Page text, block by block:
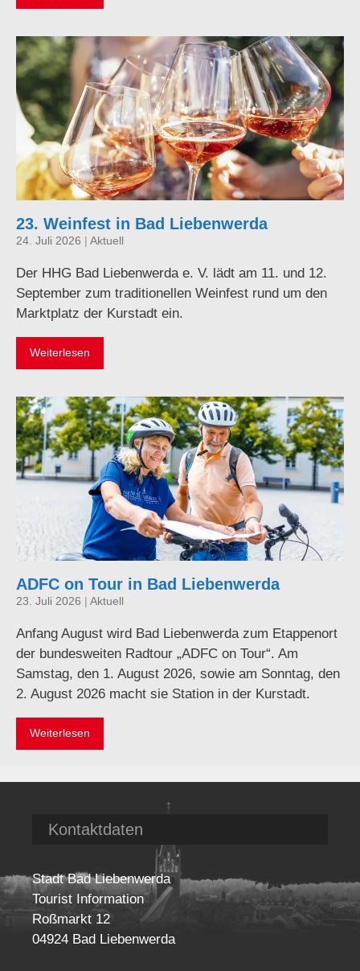
23. Weinfest in Bad Liebenwerda
24. Juli 2026 Aktuell
Der HHG Bad Liebenwerda e. V. lädt am 11. und 12.
September zum traditionellen Weinfest rund um den
Marktplatz der Kurstadt ein.
Weiterlesen
ADFC on Tour in Bad Liebenwerda
23. Juli 2026 Aktuell
Anfang August wird Bad Liebenwerda zum Etappenort
der bundesweiten Radtour „ADFC on Tour“. Am
Samstag, den 1. August 2026, sowie am Sonntag, den
2. August 2026 macht sie Station in der Kurstadt.
Weiterlesen
Kontaktdaten
Stadt Bad Liebenwerda
Tourist Information
Roßmarkt 12
04924 Bad Liebenwerda